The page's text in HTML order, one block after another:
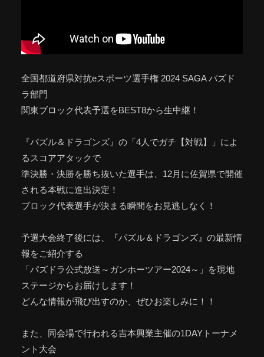
全国都道府県対抗eスポーツ選手権 2024 SAGA パズド
ラ部門
関東ブロック代表予選をBEST8から生中継！
『パズル＆ドラゴンズ』の「4人でガチ【対戦】」によ
るスコアアタックで
準決勝・決勝を勝ち抜いた選手は、12月に佐賀県で開催
される本戦に進出決定！
ブロック代表選手が決まる瞬間をお見逃しなく！
予選大会終了後には、『パズル＆ドラゴンズ』の最新情
報をご紹介する
「パズドラ公式放送～ガンホーツアー2024～」を現地
ステージからお届けします！
どんな情報が飛び出すのか、ぜひお楽しみに！！
また、同会場で行われる吉本興業主催の1DAYトーナメ
ント大会